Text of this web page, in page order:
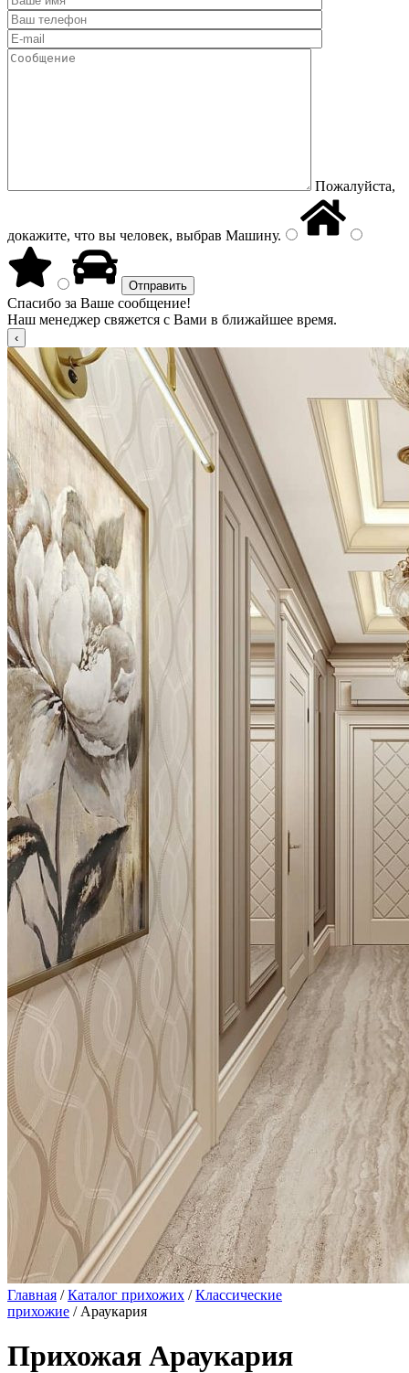
Пожалуйста,
докажите, что вы человек, выбрав Машину.
Спасибо за Ваше сообщение!
Наш менеджер свяжется с Вами в ближайшее время.
Главная /Каталог прихожих /Классические
прихожие / Араукария
Прихожая Араукария